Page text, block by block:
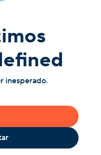
inesperado.